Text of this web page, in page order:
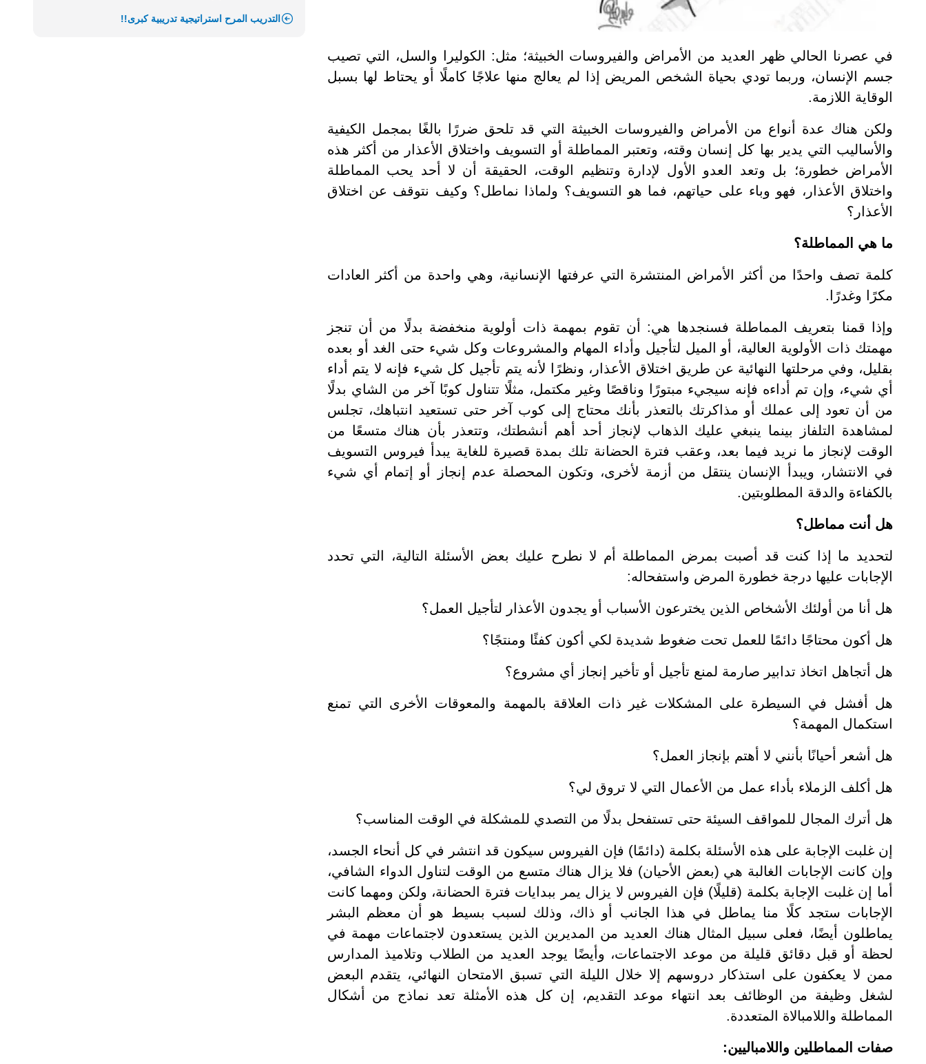
في عصرنا الحالي ظهر العديد من الأمراض والفيروسات الخبيثة؛ مثل: الكوليرا والسل، التي تصيب
جسم الإنسان، وربما تودي بحياة الشخص المريض إذا لم يعالج منها علاجًا كاملًا أو يحتاط لها بسبل
الوقاية اللازمة.
ولكن هناك عدة أنواع من الأمراض والفيروسات الخبيثة التي قد تلحق ضررًا بالغًا بمجمل الكيفية
والأساليب التي يدير بها كل إنسان وقته، وتعتبر المماطلة أو التسويف واختلاق الأعذار من أكثر هذه
الأمراض خطورة؛ بل وتعد العدو الأول لإدارة وتنظيم الوقت، الحقيقة أن لا أحد يحب المماطلة
واختلاق الأعذار، فهو وباء على حياتهم، فما هو التسويف؟ ولماذا نماطل؟ وكيف نتوقف عن اختلاق
الأعذار؟
ما هي المماطلة؟
كلمة تصف واحدًا من أكثر الأمراض المنتشرة التي عرفتها الإنسانية، وهي واحدة من أكثر العادات
مكرًا وغدرًا.
وإذا قمنا بتعريف المماطلة فسنجدها هي: أن تقوم بمهمة ذات أولوية منخفضة بدلًا من أن تنجز
مهمتك ذات الأولوية العالية، أو الميل لتأجيل وأداء المهام والمشروعات وكل شيء حتى الغد أو بعده
بقليل، وفي مرحلتها النهائية عن طريق اختلاق الأعذار، ونظرًا لأنه يتم تأجيل كل شيء فإنه لا يتم أداء
أي شيء، وإن تم أداءه فإنه سيجيء مبتورًا وناقصًا وغير مكتمل، مثلًا تتناول كوبًا آخر من الشاي بدلًا
من أن تعود إلى عملك أو مذاكرتك بالتعذر بأنك محتاج إلى كوب آخر حتى تستعيد انتباهك، تجلس
لمشاهدة التلفاز بينما ينبغي عليك الذهاب لإنجاز أحد أهم أنشطتك، وتتعذر بأن هناك متسعًا من
الوقت لإنجاز ما نريد فيما بعد، وعقب فترة الحضانة تلك بمدة قصيرة للغاية يبدأ فيروس التسويف
في الانتشار، ويبدأ الإنسان ينتقل من أزمة لأخرى، وتكون المحصلة عدم إنجاز أو إتمام أي شيء
بالكفاءة والدقة المطلوبتين.
هل أنت مماطل؟
لتحديد ما إذا كنت قد أصبت بمرض المماطلة أم لا نطرح عليك بعض الأسئلة التالية، التي تحدد
الإجابات عليها درجة خطورة المرض واستفحاله:
هل أنا من أولئك الأشخاص الذين يخترعون الأسباب أو يجدون الأعذار لتأجيل العمل؟
هل أكون محتاجًا دائمًا للعمل تحت ضغوط شديدة لكي أكون كفئًا ومنتجًا؟
هل أتجاهل اتخاذ تدابير صارمة لمنع تأجيل أو تأخير إنجاز أي مشروع؟
هل أفشل في السيطرة على المشكلات غير ذات العلاقة بالمهمة والمعوقات الأخرى التي تمنع
استكمال المهمة؟
هل أشعر أحيانًا بأنني لا أهتم بإنجاز العمل؟
هل أكلف الزملاء بأداء عمل من الأعمال التي لا تروق لي؟
هل أترك المجال للمواقف السيئة حتى تستفحل بدلًا من التصدي للمشكلة في الوقت المناسب؟
إن غلبت الإجابة على هذه الأسئلة بكلمة (دائمًا) فإن الفيروس سيكون قد انتشر في كل أنحاء الجسد،
وإن كانت الإجابات الغالبة هي (بعض الأحيان) فلا يزال هناك متسع من الوقت لتناول الدواء الشافي،
أما إن غلبت الإجابة بكلمة (قليلًا) فإن الفيروس لا يزال يمر ببدايات فترة الحضانة، ولكن ومهما كانت
الإجابات ستجد كلًا منا يماطل في هذا الجانب أو ذاك، وذلك لسبب بسيط هو أن معظم البشر
يماطلون أيضًا، فعلى سبيل المثال هناك العديد من المديرين الذين يستعدون لاجتماعات مهمة في
لحظة أو قبل دقائق قليلة من موعد الاجتماعات، وأيضًا يوجد العديد من الطلاب وتلاميذ المدارس
ممن لا يعكفون على استذكار دروسهم إلا خلال الليلة التي تسبق الامتحان النهائي، يتقدم البعض
لشغل وظيفة من الوظائف بعد انتهاء موعد التقديم، إن كل هذه الأمثلة تعد نماذج من أشكال
المماطلة واللامبالاة المتعددة.
صفات المماطلين واللامباليين:
التدريب المرح استراتيجية تدريبية كبرى!!